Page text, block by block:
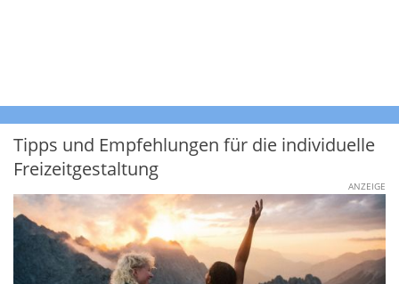
Tipps und Empfehlungen für die individuelle
Freizeitgestaltung
ANZEIGE